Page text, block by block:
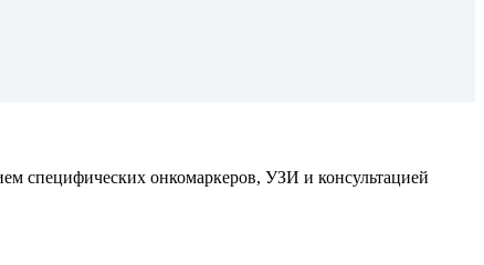
специфических онкомаркеров, УЗИ и консультацией